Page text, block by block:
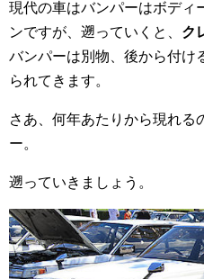
現代の車はバンパーはボディ
ンですが、遡っていくと、 ク
バンパーは別物、後から付け
られてきます。
さあ、何年あたりから現れる
ー。
遡っていきましょう。